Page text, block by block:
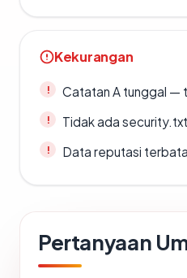
Kekurangan
Catatan A tunggal —
Tidak ada
Data reputasi
Pertanyaan